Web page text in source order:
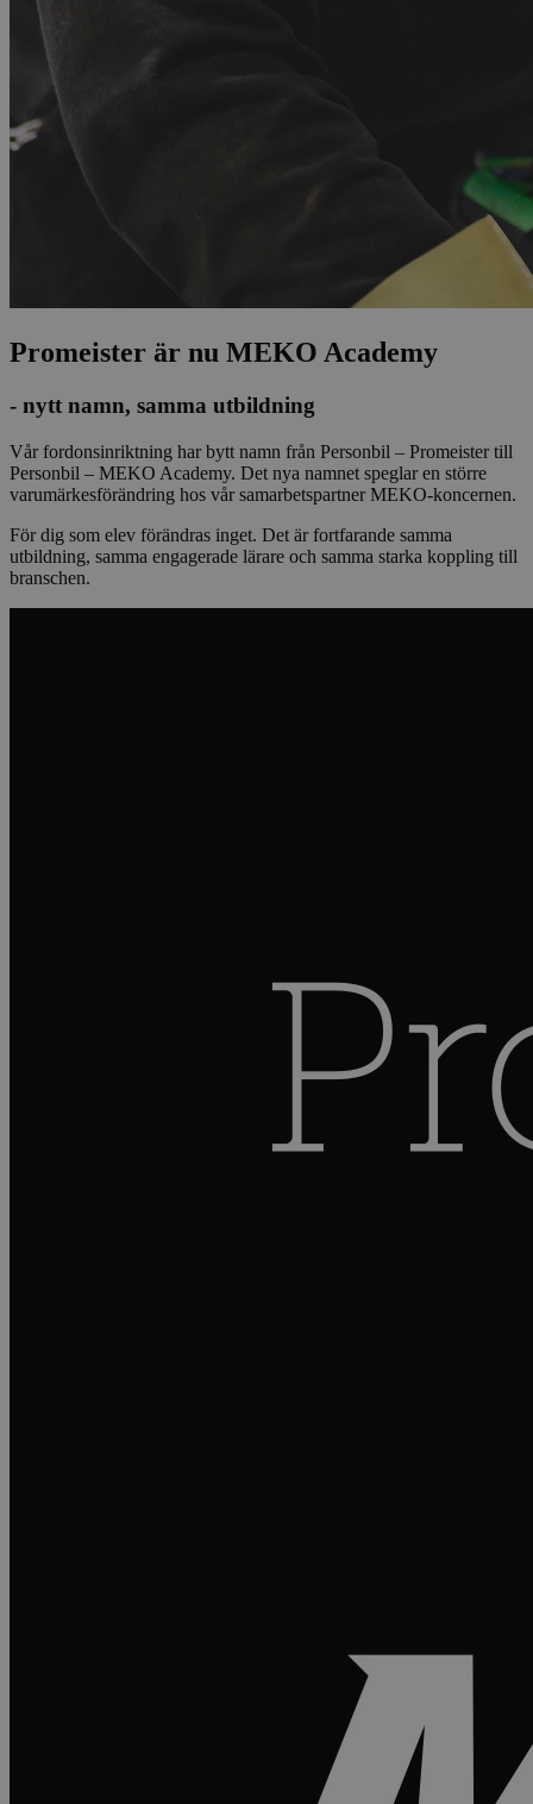
Promeister är nu MEKO Academy
- nytt namn, samma utbildning
Vår fordonsinriktning har bytt namn från Personbil – Promeister till
Personbil – MEKO Academy. Det nya namnet speglar en större
varumärkesförändring hos vår samarbetspartner MEKO-koncernen.
För dig som elev förändras inget. Det är fortfarande samma
utbildning, samma engagerade lärare och samma starka koppling till
branschen.